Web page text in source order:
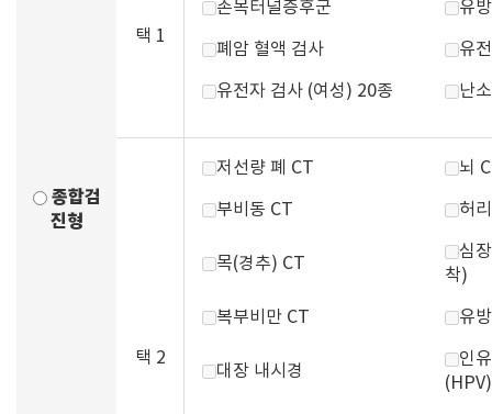
종합검
진형
택 1
손목터널증후군 유
폐암 혈액 검사 유
유전자 검사 (여성) 20종 난
택 2
저선량 폐 CT 뇌
부비동 CT 허
목(경추) CT
심
착)
복부비만 CT 유
대장 내시경
인
(HPV)